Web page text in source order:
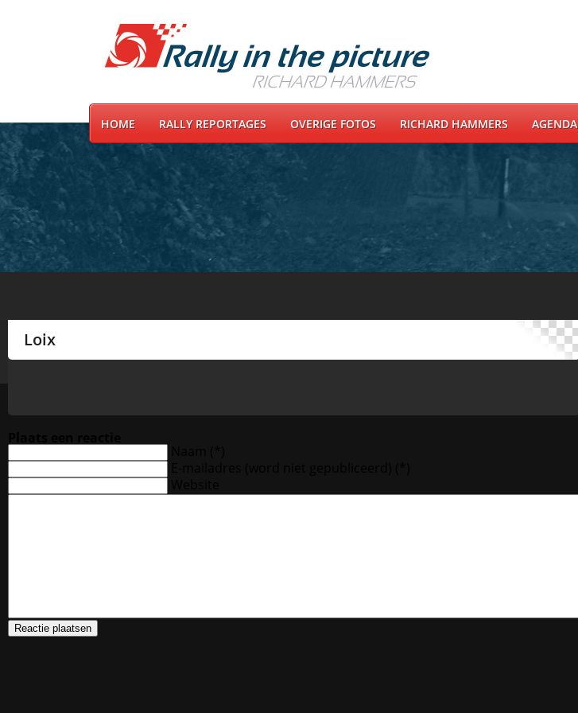
HOME RALLY REPORTAGES OVERIGE FOTOS RICHARD HAMMERS AGENDA
Loix